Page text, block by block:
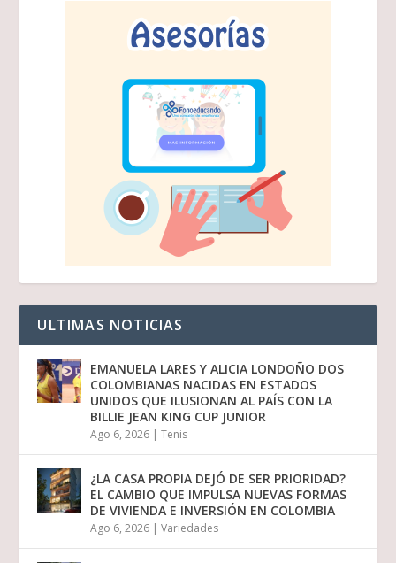
ULTIMAS NOTICIAS
EMANUELA LARES Y ALICIA LONDOÑO DOS
COLOMBIANAS NACIDAS EN ESTADOS
UNIDOS QUE ILUSIONAN AL PAÍS CON LA
BILLIE JEAN KING CUP JUNIOR
Ago 6, 2026 |Tenis
¿LA CASA PROPIA DEJÓ DE SER PRIORIDAD?
EL CAMBIO QUE IMPULSA NUEVAS FORMAS
DE VIVIENDA E INVERSIÓN EN COLOMBIA
Ago 6, 2026 |Variedades